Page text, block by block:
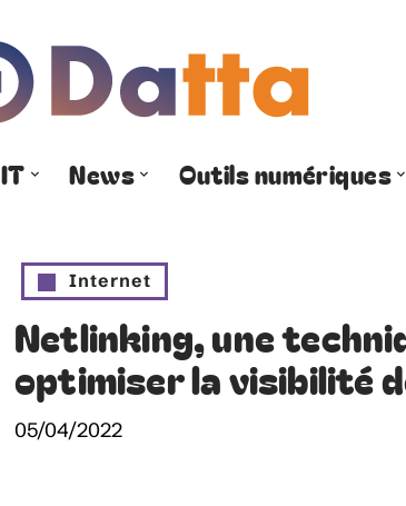
IT News Outils numériques
Internet
Netlinking, une
optimiser la visibilité
05/04/2022